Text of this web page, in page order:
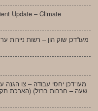
Update – Climate
מעו”דכן שוק הון – רשות ניירות